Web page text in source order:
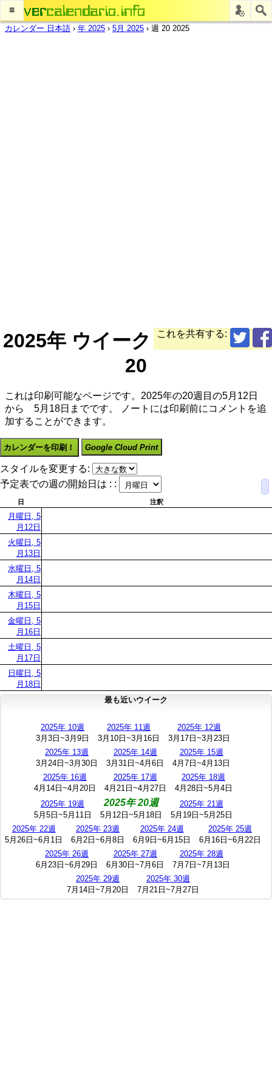
≡
カレンダー 日本語 › 年 2025 › 5月 2025 › 週 20 2025
これを共有する:
2025年 ウイーク
20
これは印刷可能なページです。2025年の20週目の5月12日
から 5月18日までです。 ノートには印刷前にコメントを追
加することができます。
カレンダーを印刷！ Google Cloud Print
スタイルを変更する:
予定表での週の開始日は : :
日 注釈
月曜日, 5
月12日
火曜日, 5
月13日
水曜日, 5
月14日
木曜日, 5
月15日
金曜日, 5
月16日
土曜日, 5
月17日
日曜日, 5
月18日
最も近いウイーク
2025年 10週
3月3日~3月9日
2025年 11週
3月10日~3月16日
2025年 12週
3月17日~3月23日
2025年 13週
3月24日~3月30日
2025年 14週
3月31日~4月6日
2025年 15週
4月7日~4月13日
2025年 16週
4月14日~4月20日
2025年 17週
4月21日~4月27日
2025年 18週
4月28日~5月4日
2025年 19週
5月5日~5月11日
2025年 20週
5月12日~5月18日
2025年 21週
5月19日~5月25日
2025年 22週
5月26日~6月1日
2025年 23週
6月2日~6月8日
2025年 24週
6月9日~6月15日
2025年 25週
6月16日~6月22日
2025年 26週
6月23日~6月29日
2025年 27週
6月30日~7月6日
2025年 28週
7月7日~7月13日
2025年 29週
7月14日~7月20日
2025年 30週
7月21日~7月27日